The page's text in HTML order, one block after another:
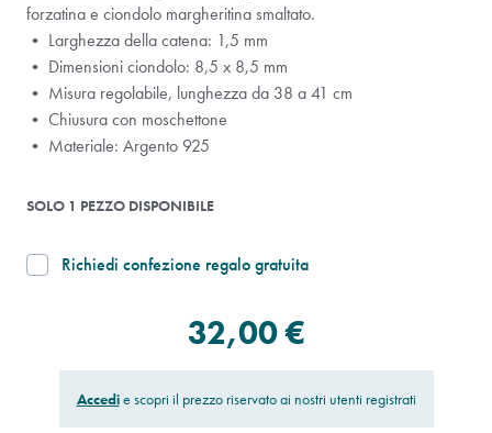
forzatina e ciondolo margheritina smaltato.
• Larghezza della catena: 1,5 mm
• Dimensioni ciondolo: 8,5 x 8,5 mm
• Misura regolabile, lunghezza da 38 a 41 cm
• Chiusura con moschettone
• Materiale: Argento 925
SOLO 1 PEZZO DISPONIBILE
Richiedi confezione regalo gratuita
32,00 €
Accedie scopri il prezzo riservato ai nostri utenti registrati